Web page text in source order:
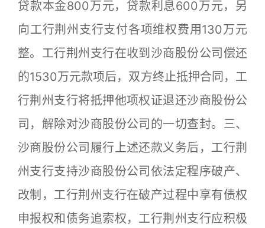
贷款本金800万元，贷款利息600万元，另
向工行荆州支行支付各项维权费用130万元
整。工行荆州支行在收到沙商股份公司偿还
的1530万元款项后，双方终止抵押合同，工
行荆州支行将抵押他项权证退还沙商股份公
司，解除对沙商股份公司的一切查封。三、
沙商股份公司履行上述还款义务后，工行荆
州支行支持沙商股份公司依法定程序破产、
改制，工行荆州支行在破产过程中享有债权
申报权和债务追索权，工行荆州支行应积极